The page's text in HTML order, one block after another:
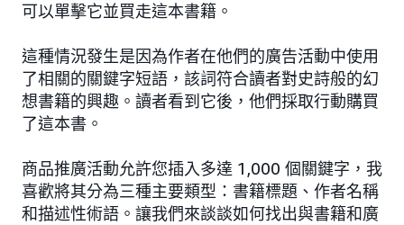
可以單擊它並買走這本書籍。
這種情況發生是因為作者在他們的廣告活動中使用
了相關的關鍵字短語，該詞符合讀者對史詩般的幻
想書籍的興趣。讀者看到它後，他們採取行動購買
了這本書。
商品推廣活動允許您插入多達 1,000 個關鍵字，我
喜歡將其分為三種主要類型：書籍標題、作者名稱
和描述性術語。讓我們來談談如何找出與書籍和廣